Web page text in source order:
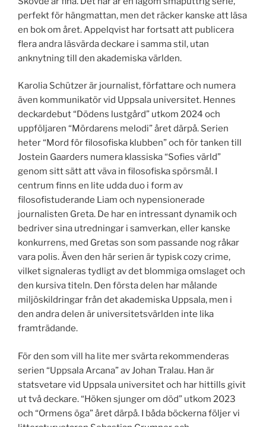
perfekt för hängmattan, men det räcker kanske att läsa
en bok om året. Appelqvist har fortsatt att publicera
flera andra läsvärda deckare i samma stil, utan
anknytning till den akademiska världen.
Karolia Schützer är journalist, författare och numera
även kommunikatör vid Uppsala universitet. Hennes
deckardebut “Dödens lustgård” utkom 2024 och
uppföljaren “Mördarens melodi” året därpå. Serien
heter “Mord för filosofiska klubben” och för tanken till
Jostein Gaarders numera klassiska “Sofies värld”
genom sitt sätt att väva in filosofiska spörsmål. I
centrum finns en lite udda duo i form av
filosofistuderande Liam och nypensionerade
journalisten Greta. De har en intressant dynamik och
bedriver sina utredningar i samverkan, eller kanske
konkurrens, med Gretas son som passande nog råkar
vara polis. Även den här serien är typisk cozy crime,
vilket signaleras tydligt av det blommiga omslaget och
den kursiva titeln. Den första delen har målande
miljöskildringar från det akademiska Uppsala, men i
den andra delen är universitetsvärlden inte lika
framträdande.
För den som vill ha lite mer svärta rekommenderas
serien “Uppsala Arcana” av Johan Tralau. Han är
statsvetare vid Uppsala universitet och har hittills givit
ut två deckare. “Höken sjunger om död” utkom 2023
och “Ormens öga” året därpå. I båda böckerna följer vi